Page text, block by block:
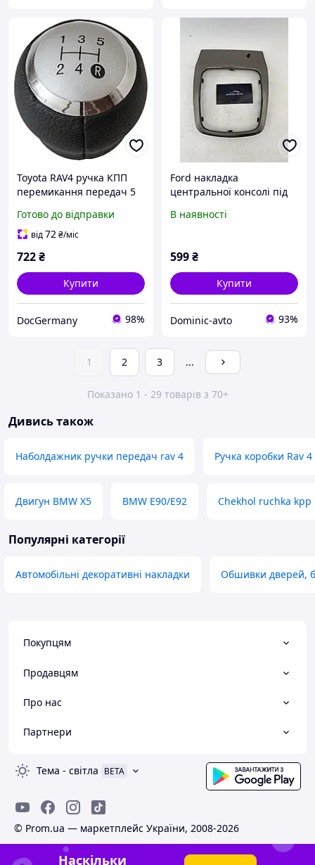
Toyota RAV4 ручка КПП
перемикання передач 5
Тойота РАВ4
Готово до відправки
від72₴/міс
722₴
Купити
DocGermany 98%
Ford накладка
центральної консолі під
для Mondeo 4 запчастини
В наявності
599₴
Купити
Dominic-avto 93%
1 2 3 ...
Показано 1 - 29 товарів з 70+
Дивись також
Наболдажник ручки передач rav 4 Ручка коробки Rav 4
Двигун BMW X5 BMW E90/E92 Chekhol ruchka kpp
Популярні категорії
Автомобільні декоративні накладки Обшивки дверей,
Покупцям
Продавцям
Про нас
Партнери
Тема - світла BETA
© Prom.ua — маркетплейс України, 2008-2026
Наскільки